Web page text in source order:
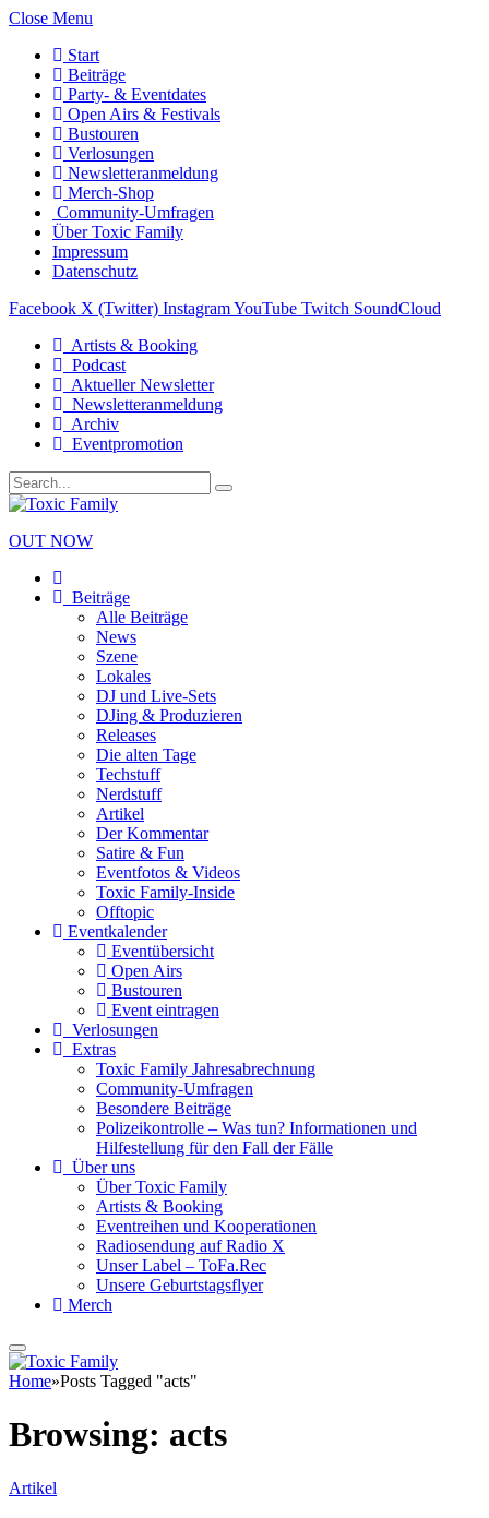
Close Menu
Start
Beiträge
Party- & Eventdates
Open Airs & Festivals
Bustouren
Verlosungen
Newsletteranmeldung
Merch-Shop
Community-Umfragen
Über Toxic Family
Impressum
Datenschutz
Facebook X (Twitter) InstagramYouTube Twitch SoundCloud
Artists & Booking
Podcast
Aktueller Newsletter
Newsletteranmeldung
Archiv
Eventpromotion
OUT NOW
Beiträge
Alle Beiträge
News
Szene
Lokales
DJ und Live-Sets
DJing & Produzieren
Releases
Die alten Tage
Techstuff
Nerdstuff
Artikel
Der Kommentar
Satire & Fun
Eventfotos & Videos
Toxic Family-Inside
Offtopic
Eventkalender
Eventübersicht
Open Airs
Bustouren
Event eintragen
Verlosungen
Extras
Toxic Family Jahresabrechnung
Community-Umfragen
Besondere Beiträge
Polizeikontrolle – Was tun? Informationen und
Hilfestellung für den Fall der Fälle
Über uns
Über Toxic Family
Artists & Booking
Eventreihen und Kooperationen
Radiosendung auf Radio X
Unser Label – ToFa.Rec
Unsere Geburtstagsflyer
Merch
Home»Posts Tagged "acts"
Browsing: acts
Artikel